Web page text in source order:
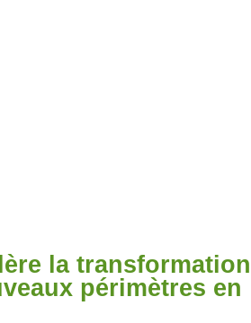
la transformation
périmètres en